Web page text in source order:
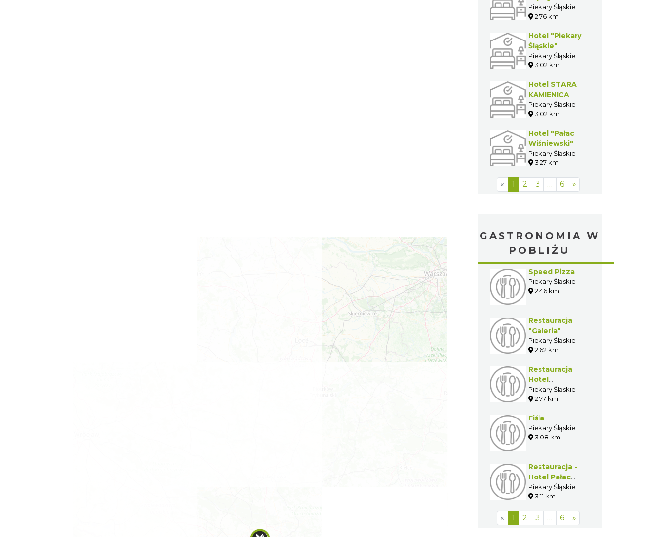
Piekary Śląskie
2.76 km
Hotel "Piekary
Śląskie"
Piekary Śląskie
3.02 km
Hotel STARA
KAMIENICA
Piekary Śląskie
3.02 km
Hotel "Pałac
Wiśniewski"
Piekary Śląskie
3.27 km
« 1 2 3 … 6 »
GASTRONOMIA W
POBLIŻU
Speed Pizza
Piekary Śląskie
2.46 km
Restauracja
"Galeria"
Piekary Śląskie
2.62 km
Restauracja
Hotel
"Apogeum"
Piekary Śląskie
2.77 km
Fiśla
Piekary Śląskie
3.08 km
Restauracja -
Hotel Pałac
Wiśniewski
Piekary Śląskie
3.11 km
« 1 2 3 … 6 »